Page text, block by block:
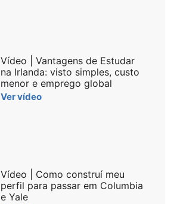
Vídeo | Vantagens de Estudar
na Irlanda: visto simples, custo
menor e emprego global
Ver vídeo
Vídeo | Como construí meu
perfil para passar em Columbia
e Yale